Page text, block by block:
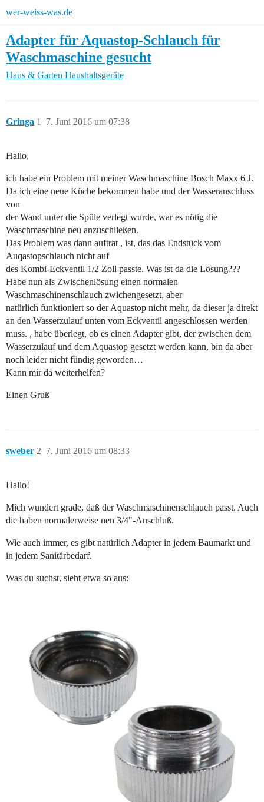
wer-weiss-was.de
Adapter für Aquastop-Schlauch für
Waschmaschine gesucht
Haus & Garten Haushaltsgeräte
Gringa 7. Juni 2016 um 07:38
1
Hallo,
ich habe ein Problem mit meiner Waschmaschine Bosch Maxx 6 J.
Da ich eine neue Küche bekommen habe und der Wasseranschluss
von
der Wand unter die Spüle verlegt wurde, war es nötig die
Waschmaschine neu anzuschließen.
Das Problem was dann auftrat , ist, das das Endstück vom
Auqastopschlauch nicht auf
des Kombi-Eckventil 1/2 Zoll passte. Was ist da die Lösung???
Habe nun als Zwischenlösung einen normalen
Waschmaschinenschlauch zwichengesetzt, aber
natürlich funktioniert so der Aquastop nicht mehr, da dieser ja direkt
an den Wasserzulauf unten vom Eckventil angeschlossen werden
muss. , habe überlegt, ob es einen Adapter gibt, der zwischen dem
Wasserzulauf und dem Aquastop gesetzt werden kann, bin da aber
noch leider nicht fündig geworden…
Kann mir da weiterhelfen?
Einen Gruß
sweber 7. Juni 2016 um 08:33
2
Hallo!
Mich wundert grade, daß der Waschmaschinenschlauch passt. Auch
die haben normalerweise nen 3/4"-Anschluß.
Wie auch immer, es gibt natürlich Adapter in jedem Baumarkt und
in jedem Sanitärbedarf.
Was du suchst, sieht etwa so aus: